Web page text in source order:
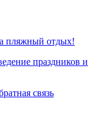
пляжный отдых!
праздников и
связь